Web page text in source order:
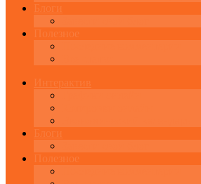
Блоги
Полезное
Интерактив
Блоги
Полезное